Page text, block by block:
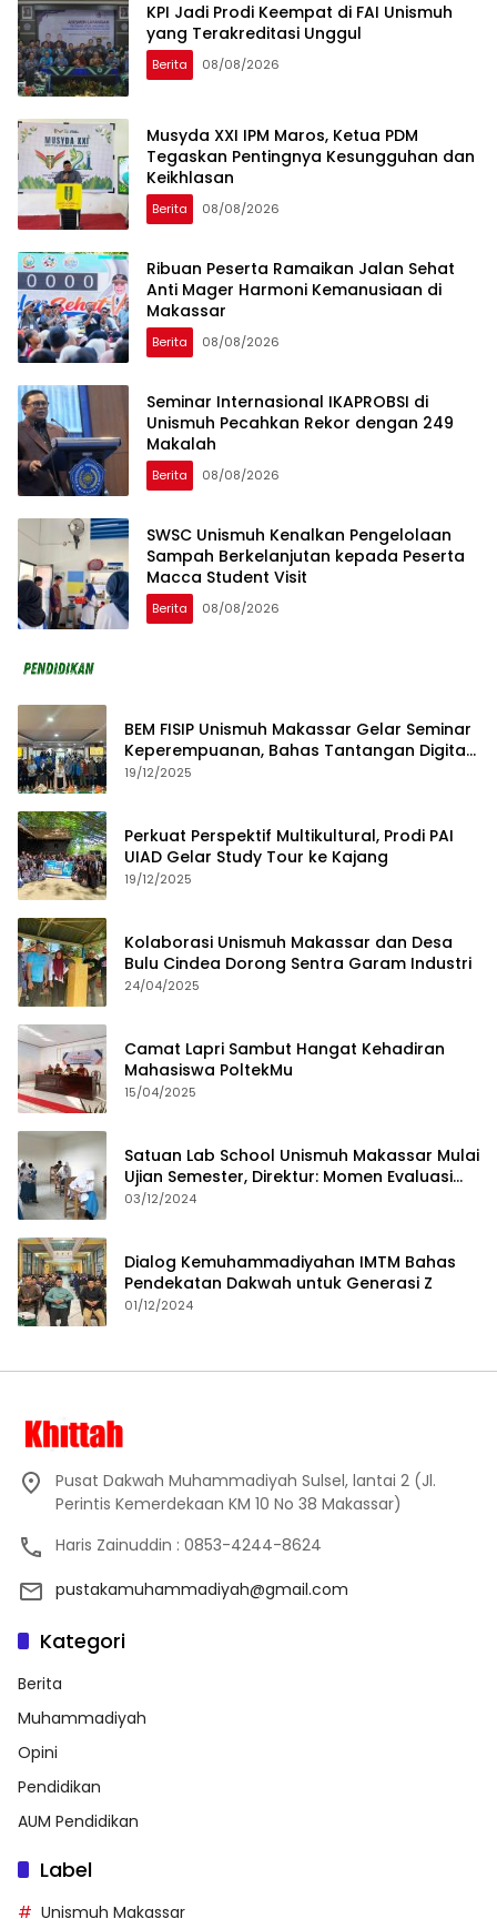
KPI Jadi Prodi Keempat di FAI Unismuh
yang Terakreditasi Unggul
Berita 08/08/2026
Musyda XXI IPM Maros, Ketua PDM
Tegaskan Pentingnya Kesungguhan dan
Keikhlasan
Berita 08/08/2026
Ribuan Peserta Ramaikan Jalan Sehat
Anti Mager Harmoni Kemanusiaan di
Makassar
Berita 08/08/2026
Seminar Internasional IKAPROBSI di
Unismuh Pecahkan Rekor dengan 249
Makalah
Berita 08/08/2026
SWSC Unismuh Kenalkan Pengelolaan
Sampah Berkelanjutan kepada Peserta
Macca Student Visit
Berita 08/08/2026
BEM FISIP Unismuh Makassar Gelar Seminar
Keperempuanan, Bahas Tantangan Digital
dan Budaya Lokal
19/12/2025
Perkuat Perspektif Multikultural, Prodi PAI
UIAD Gelar Study Tour ke Kajang
19/12/2025
Kolaborasi Unismuh Makassar dan Desa
Bulu Cindea Dorong Sentra Garam Industri
24/04/2025
Camat Lapri Sambut Hangat Kehadiran
Mahasiswa PoltekMu
15/04/2025
Satuan Lab School Unismuh Makassar Mulai
Ujian Semester, Direktur: Momen Evaluasi
Proses Pembelajaran
03/12/2024
Dialog Kemuhammadiyahan IMTM Bahas
Pendekatan Dakwah untuk Generasi Z
01/12/2024
Pusat Dakwah Muhammadiyah Sulsel, lantai 2 (Jl.
Perintis Kemerdekaan KM 10 No 38 Makassar)
Haris Zainuddin : 0853-4244-8624
pustakamuhammadiyah@gmail.com
Kategori
Berita
Muhammadiyah
Opini
Pendidikan
AUM Pendidikan
Label
Unismuh Makassar